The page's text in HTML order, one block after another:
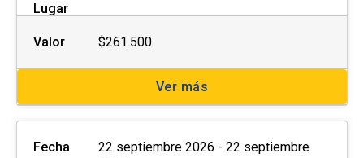
Lugar
Valor $261.500
Ver más
Fecha
22 septiembre 2026 - 22 septiembre